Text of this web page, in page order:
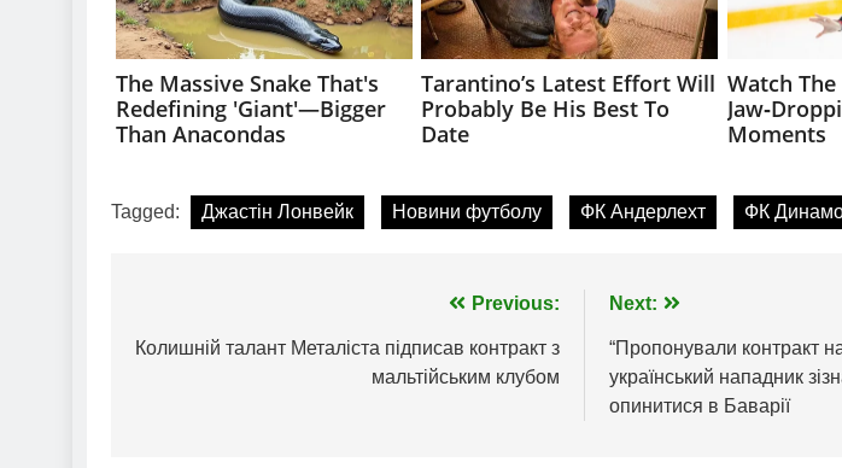
Tagged: Джастін Лонвейк Новини футболу ФК Андерлехт ФК
записів
Previous:
Колишній талант Металіста підписав контракт з
мальтійським клубом
Next:
“Пропонували контракт
український нападник
опинитися в Баварії